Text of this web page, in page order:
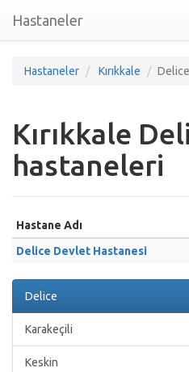
Hastaneler
Hastaneler Kırıkkale Delice
Kırıkkale
hastaneleri
Hastane Adı
Delice Devlet Hastanesi
Delice
Karakeçili
Keskin